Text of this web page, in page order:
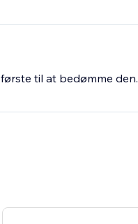
til at bedømme den.